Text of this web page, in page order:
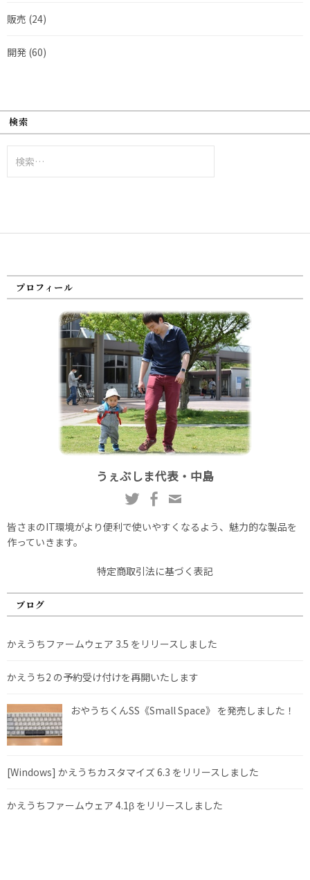
販売 (24)
開発 (60)
検索
索:
プロフィール
うぇぶしま代表・中島
皆さまのIT環境がより便利で使いやすくなるよう、魅力的な製品を
作っていきます。
特定商取引法に基づく表記
ブログ
かえうちファームウェア 3.5 をリリースしました
かえうち2 の予約受け付けを再開いたします
おやうちくんSS《Small Space》 を発売しました！
[Windows] かえうちカスタマイズ 6.3 をリリースしました
かえうちファームウェア 4.1β をリリースしました